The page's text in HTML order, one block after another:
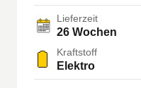
Lieferzeit
26 Wochen
Kraftstoff
Elektro